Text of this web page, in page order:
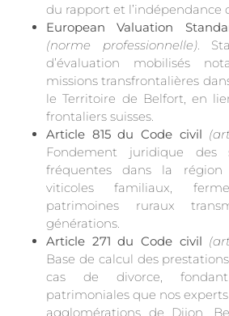
du rapport et l’indépendance
European Valuation
(norme professionnelle).
d’évaluation mobilisés
missions transfrontalières
le Territoire de Belfort, en
frontaliers suisses.
Article 815 du Code civil
Fondement juridique des
fréquentes dans la
viticoles familiaux,
patrimoines ruraux
générations.
Article 271 du Code civil
Base de calcul des
cas de divorce,
patrimoniales que nos
agglomérations de Dijon,